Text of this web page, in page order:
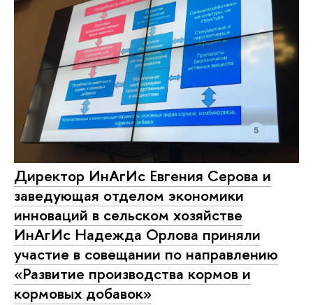
Директор ИнАгИс Евгения Серова и
заведующая отделом экономики
инноваций в сельском хозяйстве
ИнАгИс Надежда Орлова приняли
участие в совещании по направлению
«Развитие производства кормов и
кормовых добавок»